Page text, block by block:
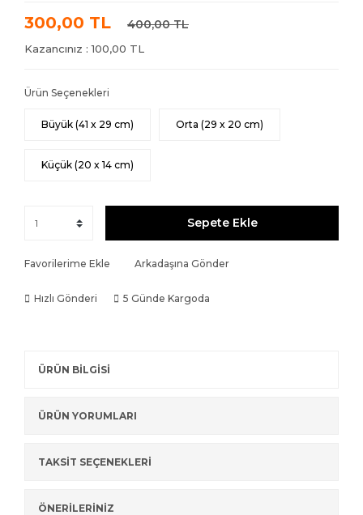
300,00 TL 400,00 TL
Kazancınız : 100,00 TL
Ürün Seçenekleri
Büyük (41 x 29 cm) Orta (29 x 20 cm)
Küçük (20 x 14 cm)
Sepete Ekle
Favorilerime Ekle Arkadaşına Gönder
Hızlı Gönderi 5 Günde Kargoda
ÜRÜN BİLGİSİ
ÜRÜN YORUMLARI
TAKSİT SEÇENEKLERİ
ÖNERİLERİNİZ